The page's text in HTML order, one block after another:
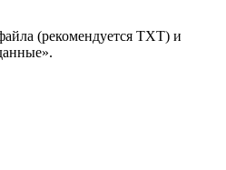
(рекомендуется TXT) и